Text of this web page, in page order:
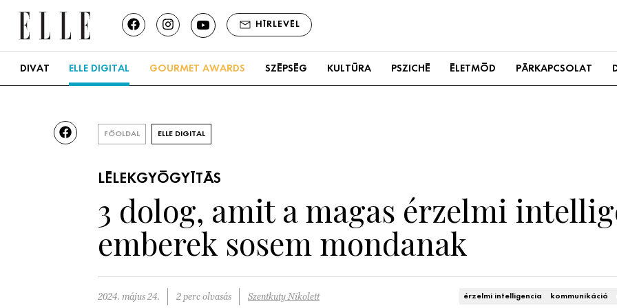
HÍRLEVÉL
DIVAT ELLE DIGITAL GOURMET AWARDS SZÉPSÉG KULTÚRA PSZICHÉ ÉLETMÓD PÁRKAPCSOLAT
FŐOLDAL ELLE DIGITAL
LÉLEKGYÓGYÍTÁS
3 dolog, amit a magas érzelmi
emberek sosem mondanak
2024. május 24. 2 perc olvasás Szentkuty Nikolett érzelmi intelligencia kommunikáció